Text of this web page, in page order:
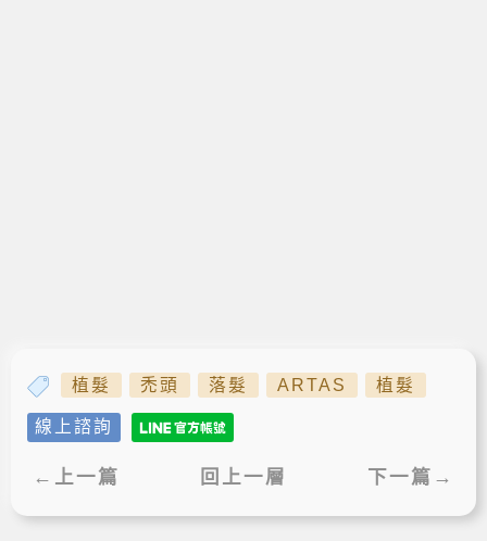
植髮 禿頭 落髮 ARTAS 植髮
線上諮詢
←上一篇 回上一層 下一篇→